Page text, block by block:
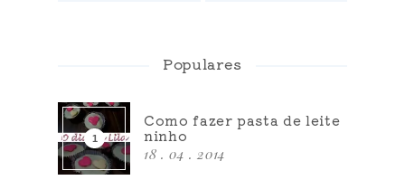
Populares
Como fazer pasta de leite
ninho
18 . 04 . 2014